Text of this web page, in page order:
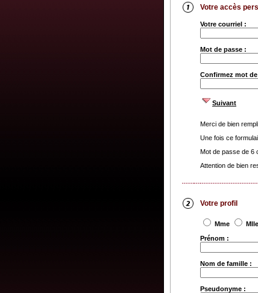
Votre accès
Votre courriel :
Mot de passe :
Confirmez mot de
Suivant
Merci de bien
Une fois ce
Mot de passe de 6
Attention de bien
Votre profil
Mme Mlle
Prénom :
Nom de famille :
Pseudonyme :